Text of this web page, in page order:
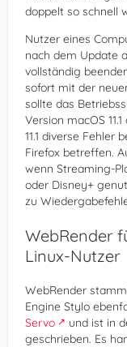
doppelt so schnell
Nutzer eines
nach dem Update
vollständig
sofort mit der
sollte das
Version macOS
11.1 diverse Fehler
Firefox betreffen.
wenn Streaming-
oder Disney+
zu
WebRender
Linux-Nutzer
WebRender
Engine Stylo
Servo
und ist in
geschrieben. Es